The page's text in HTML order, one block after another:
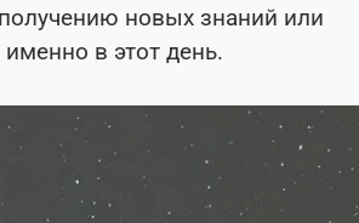
новых знаний или
в этот день.